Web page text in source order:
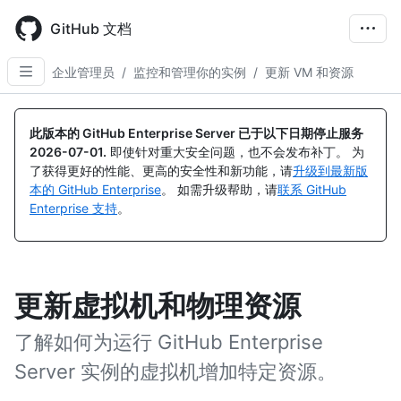
main
content
GitHub 文档
企业管理员 / 监控和管理你的实例 / 更新 VM 和资源
此版本的 GitHub Enterprise Server 已于以下日期停止服务
2026-07-01. 即使针对重大安全问题，也不会发布补丁。 为
了获得更好的性能、更高的安全性和新功能，请升级到最新版
本的 GitHub Enterprise。 如需升级帮助，请联系 GitHub
Enterprise 支持。
更新虚拟机和物理资源
了解如何为运行 GitHub Enterprise
Server 实例的虚拟机增加特定资源。